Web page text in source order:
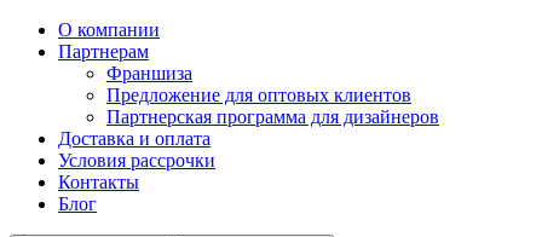
О компании
Партнерам
Франшиза
Предложение для оптовых клиентов
Партнерская программа для дизайнеров
Доставка и оплата
Условия рассрочки
Контакты
Блог